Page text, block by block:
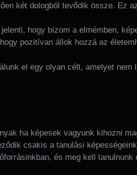
két dologból tevődik össze. Ez
hogy bízom a elmémben,
pozitívan állok hozzá az
el egy olyan célt, amelyet
ha képesek vagyunk kihozni
csakis a tanulási
és meg kell